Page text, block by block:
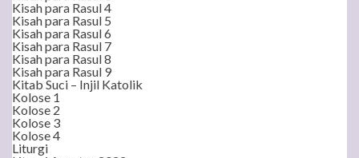
Kisah para Rasul 4
Kisah para Rasul 5
Kisah para Rasul 6
Kisah para Rasul 7
Kisah para Rasul 8
Kisah para Rasul 9
Kitab Suci – Injil Katolik
Kolose 1
Kolose 2
Kolose 3
Kolose 4
Liturgi